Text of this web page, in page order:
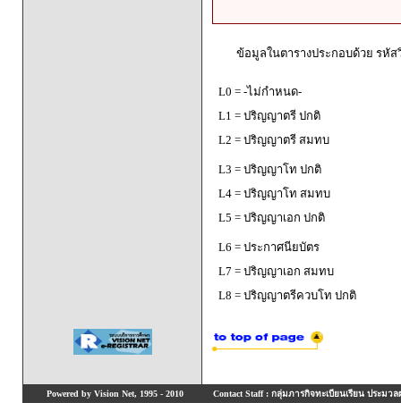
ข้อมูลในตารางประกอบด้วย รหั
L0 = -ไม่กำหนด-
L1 = ปริญญาตรี ปกติ
L2 = ปริญญาตรี สมทบ
L3 = ปริญญาโท ปกติ
L4 = ปริญญาโท สมทบ
L5 = ปริญญาเอก ปกติ
L6 = ประกาศนียบัตร
L7 = ปริญญาเอก สมทบ
L8 = ปริญญาตรีควบโท ปกติ
Powered by Vision Net, 1995 - 2010 Contact Staff : กลุ่มภารกิจทะเบียนเรียน ประมวล